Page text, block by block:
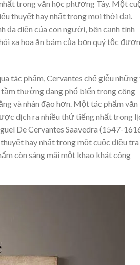
trong văn học phương Tây. Một
thuyết hay nhất trong mọi thời đại.
đa diện của con người, bên cạnh tính
xa hoa ăn bám của bọn quý tộc
tác phẩm, Cervantes chế giễu những
thường đang phổ biến trong công
và nhân đạo hơn. Một tác phẩm văn
dịch ra nhiều thứ tiếng nhất trong
De Cervantes Saavedra (1547-
hay nhất trong một cuộc điều tra
còn sáng mãi một khao khát công